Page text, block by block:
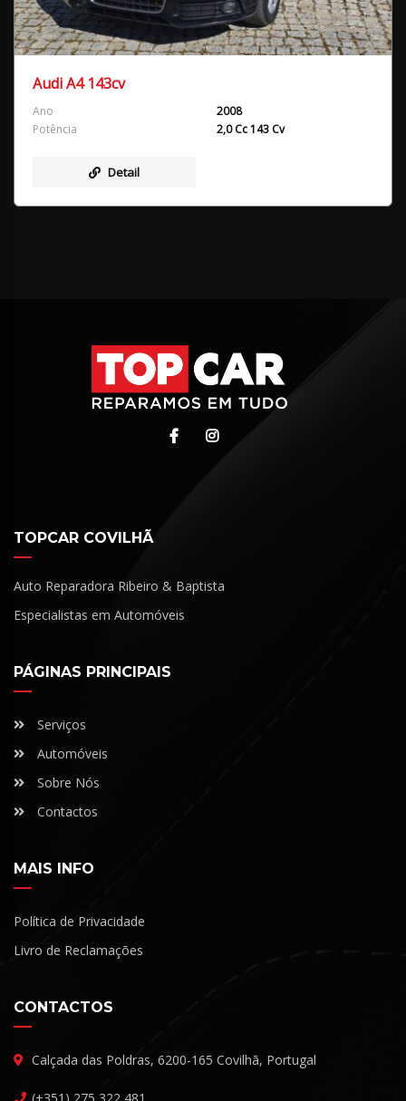
Audi A4 143cv
Ano
2008
Potência
2,0 Cc 143 Cv
Detail
TOPCAR COVILHÃ
Auto Reparadora Ribeiro & Baptista
Especialistas em Automóveis
PÁGINAS PRINCIPAIS
Serviços
Automóveis
Sobre Nós
Contactos
MAIS INFO
Política de Privacidade
Livro de Reclamações
CONTACTOS
Calçada das Poldras, 6200-165 Covilhã, Portugal
(+351) 275 322 481